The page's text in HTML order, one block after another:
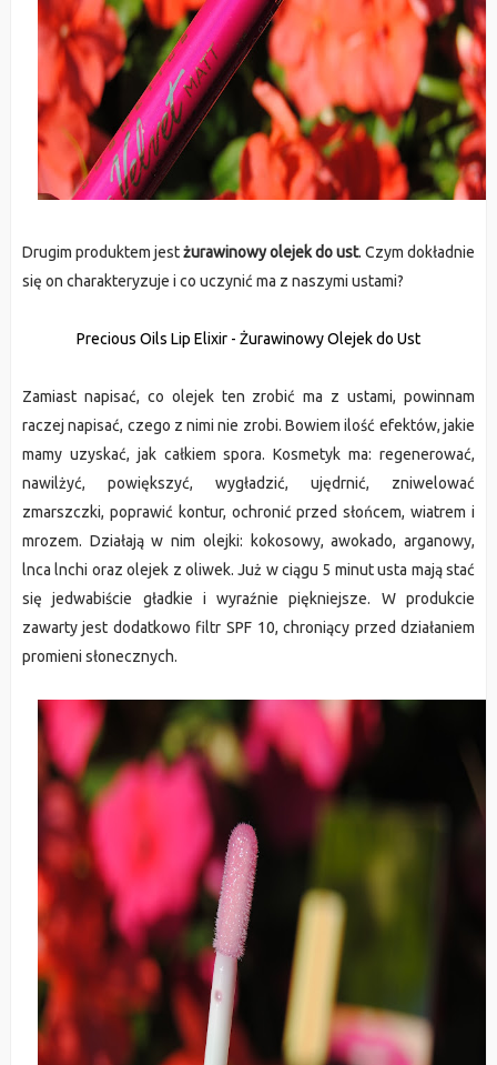
Drugim produktem jestżurawinowy olejek do ust. Czym dokładnie
się on charakteryzuje i co uczynić ma z naszymi ustami?
Precious Oils Lip Elixir - Żurawinowy Olejek do Ust
Zamiast napisać, co olejek ten zrobić ma z ustami, powinnam
raczej napisać, czego z nimi nie zrobi. Bowiem ilość efektów, jakie
mamy uzyskać, jak całkiem spora. Kosmetyk ma: regenerować,
nawilżyć, powiększyć, wygładzić, ujędrnić, zniwelować
zmarszczki, poprawić kontur, ochronić przed słońcem, wiatrem i
mrozem. Działają w nim olejki: kokosowy, awokado, arganowy,
lnca lnchi oraz olejek z oliwek. Już w ciągu 5 minut usta mają stać
się jedwabiście gładkie i wyraźnie piękniejsze. W produkcie
zawarty jest dodatkowo filtr SPF 10, chroniący przed działaniem
promieni słonecznych.